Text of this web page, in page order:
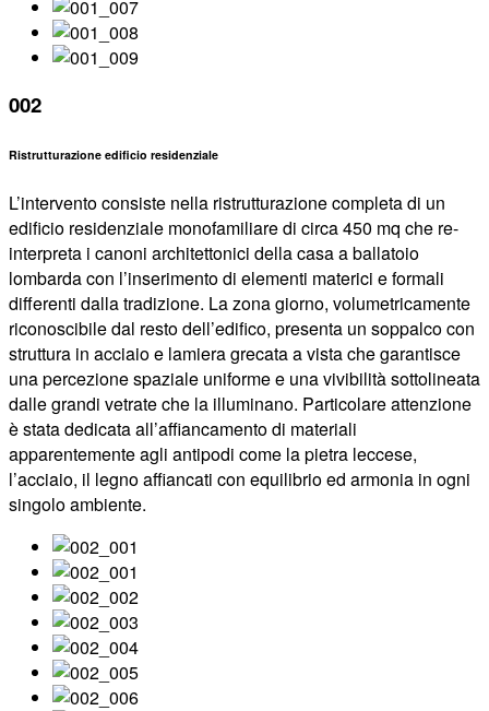
002
Ristrutturazione edificio residenziale
L’intervento consiste nella ristrutturazione completa di un
edificio residenziale monofamiliare di circa 450 mq che re-
interpreta i canoni architettonici della casa a ballatoio
lombarda con l’inserimento di elementi materici e formali
differenti dalla tradizione. La zona giorno, volumetricamente
riconoscibile dal resto dell’edifico, presenta un soppalco con
struttura in acciaio e lamiera grecata a vista che garantisce
una percezione spaziale uniforme e una vivibilità sottolineata
dalle grandi vetrate che la illuminano. Particolare attenzione
è stata dedicata all’affiancamento di materiali
apparentemente agli antipodi come la pietra leccese,
l’acciaio, il legno affiancati con equilibrio ed armonia in ogni
singolo ambiente.